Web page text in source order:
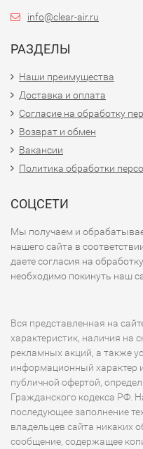
info@clear-air.ru
РАЗДЕЛЫ
Наши преимущества
Доставка и оплата
Согласие на обработку
Возврат и обмен
Вакансии
Политика обработки
СОЦСЕТИ
Мы получаем и
нашего сайта в
даете согласия на
необходимо покинуть наш
Вся представленная на
характеристик, наличия на
рекламных акций, а также
информационный характер
публичной офертой,
Гражданского кодекса РФ.
последующее заполнение
владельцев сайта никаких
сообщение, содержащее